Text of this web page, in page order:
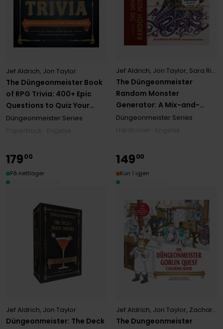
The Düngeonmeister Book
of RPG Trivia: 400+ Epic
Questions to Quiz Your
Friends—and Foes!
Jef Aldrich, Jon Taylor
Düngeonmeister Series
The Düngeonmeister
Random Monster
Generator: A Mix-and-
Match RPG Flipbook
Jef Aldrich, Jon Taylor, Sara Richard
Düngeonmeister Series
Düngeonmeister: The Deck
Jef Aldrich, Jon Taylor
17900
På nettlager
The Dungeonmeister
Jef Aldrich, Jon Taylor, Zachary Bacus
14900
Kun 1 igjen